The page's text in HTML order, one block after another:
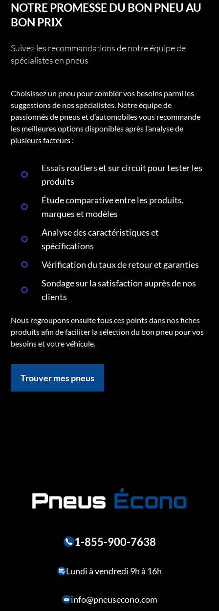
NOTRE PROMESSE DU BON PNEU AU
BON PRIX
Suivez les recommandations de notre équipe de
spécialistes en pneus
Choisissez un pneu pour combler vos besoins parmi les
suggestions de nos spécialistes. Notre équipe de
passionnés de pneus et d’automobiles vous recommande
les meilleures options disponibles après l’analyse de
plusieurs facteurs :
Essais routiers et sur circuit pour tester les
produits
Étude comparative entre les produits,
marques et modèles
Analyse des caractéristiques et
spécifications
Vérification du taux de retour et garanties
Sondage sur la satisfaction auprès de nos
clients
Nous regroupons ensuite tous ces points dans nos fiches
produits afin de faciliter la sélection du bon pneu pour vos
besoins et votre véhicule.
Trouver mes pneus
1-855-900-7638
Lundi à vendredi 9h à 16h
info@pneusecono.com